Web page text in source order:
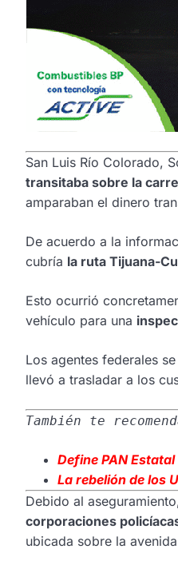
San Luis Río Colorado,
transitaba sobre la
amparaban el dinero
De acuerdo a la
cubría la ruta Tijuana-
Esto ocurrió
vehículo para una
Los agentes federales
llevó a trasladar a los
También te
Define PAN
La rebelión de los
Debido al
corporaciones
ubicada sobre la